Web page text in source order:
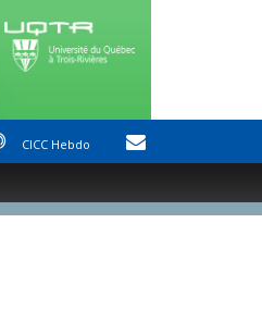
CICC Hebdo